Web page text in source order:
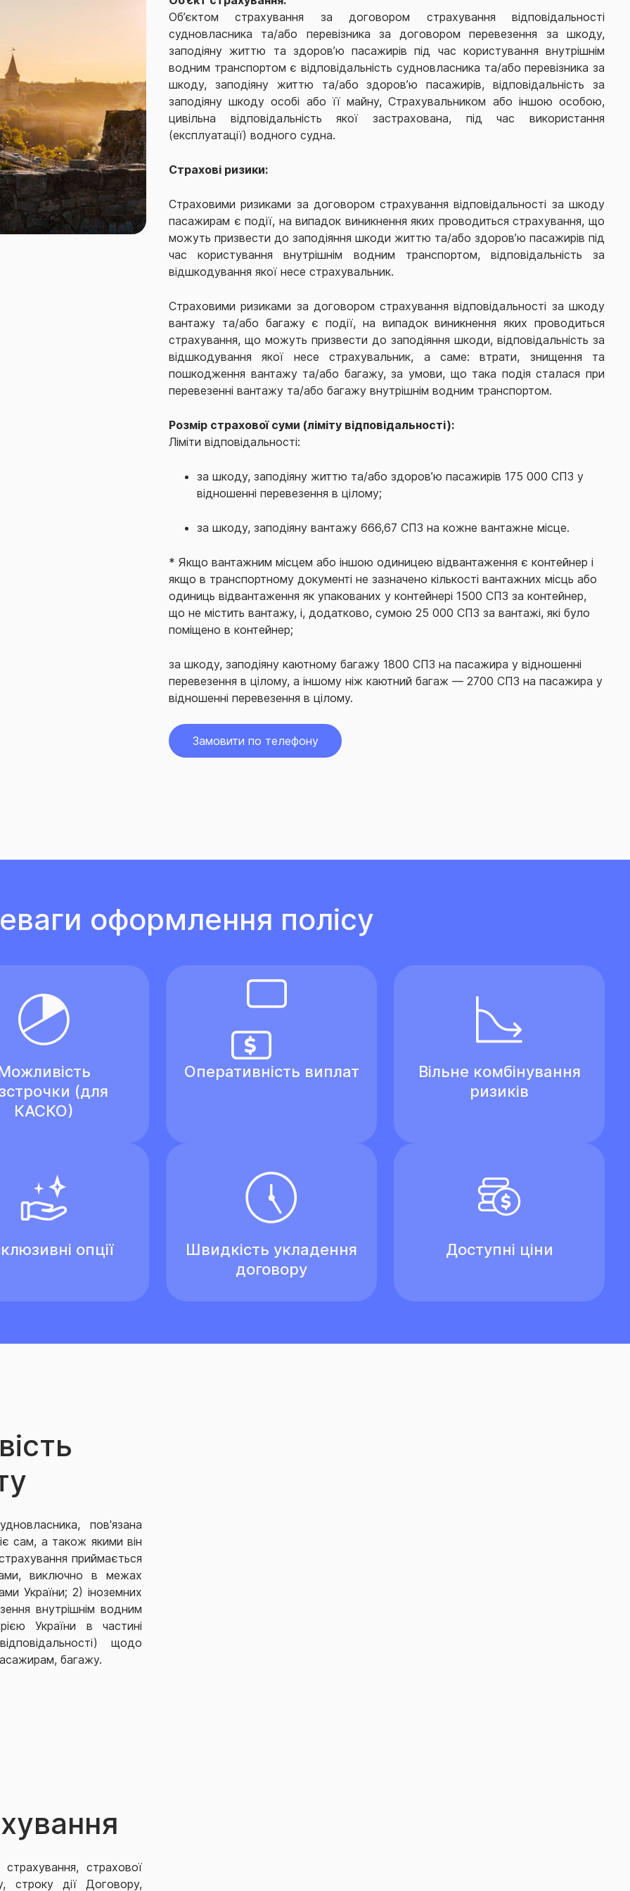
Об’єктом страхування за договором страхування відповідальності
судновласника та/або перевізника за договором перевезення за шкоду,
заподіяну життю та здоров’ю пасажирів під час користування внутрішнім
водним транспортом є відповідальність судновласника та/або перевізника за
шкоду, заподіяну життю та/або здоров’ю пасажирів, відповідальність за
заподіяну шкоду особі або її майну, Страхувальником або іншою особою,
цивільна відповідальність якої застрахована, під час використання
(експлуатації) водного судна.
Страхові ризики:
Страховими ризиками за договором страхування відповідальності за шкоду
пасажирам є події, на випадок виникнення яких проводиться страхування, що
можуть призвести до заподіяння шкоди життю та/або здоров’ю пасажирів під
час користування внутрішнім водним транспортом, відповідальність за
відшкодування якої несе страхувальник.
Страховими ризиками за договором страхування відповідальності за шкоду
вантажу та/або багажу є події, на випадок виникнення яких проводиться
страхування, що можуть призвести до заподіяння шкоди, відповідальність за
відшкодування якої несе страхувальник, а саме: втрати, знищення та
пошкодження вантажу та/або багажу, за умови, що така подія сталася при
перевезенні вантажу та/або багажу внутрішнім водним транспортом.
Розмір страхової суми (ліміту відповідальності):
Ліміти відповідальності:
за шкоду, заподіяну життю та/або здоров’ю пасажирів 175 000 СПЗ у
відношенні перевезення в цілому;
за шкоду, заподіяну вантажу 666,67 СПЗ на кожне вантажне місце.
* Якщо вантажним місцем або іншою одиницею відвантаження є контейнер і
якщо в транспортному документі не зазначено кількості вантажних місць або
одиниць відвантаження як упакованих у контейнері 1500 СПЗ за контейнер,
що не містить вантажу, і, додатково, сумою 25 000 СПЗ за вантажі, які було
поміщено в контейнер;
за шкоду, заподіяну каютному багажу 1800 СПЗ на пасажира у відношенні
перевезення в цілому, а іншому ніж каютний багаж — 2700 СПЗ на пасажира у
відношенні перевезення в цілому.
Замовити по телефону
оформлення полісу
(для
КАСКО)
Оперативність виплат
Вільне комбінування
ризиків
опції
Швидкість укладення
договору
Доступні ціни
пов'язана
сам, а також якими він
приймається
виключно в межах
України; 2) іноземних
внутрішнім водним
України в частині
щодо
багажу.
страхової
строку дії Договору,